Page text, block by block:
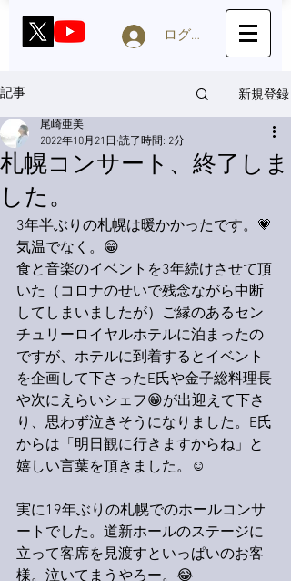
ログイン
記事 新規登録
札幌コンサート、終了しま
した。
尾崎亜美
2022年10月21日 読了時間: 2分
3年半ぶりの札幌は暖かかったです。💗
気温でなく。😁
食と音楽のイベントを3年続けさせて頂
いた（コロナのせいで残念ながら中断
してしまいましたが）ご縁のあるセン
チュリーロイヤルホテルに泊まったの
ですが、ホテルに到着するとイベント
を企画して下さったE氏や金子総料理長
や次にえらいシェフ😁が出迎えて下さ
り、思わず泣きそうになりました。E氏
からは「明日観に行きますからね」と
嬉しい言葉を頂きました。☺️
実に19年ぶりの札幌でのホールコンサ
ートでした。道新ホールのステージに
立って客席を見渡すといっぱいのお客
様。泣いてまうやろー。😂